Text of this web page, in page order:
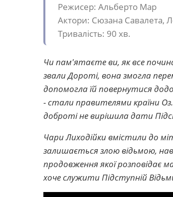
Режисер: Альберто Мар
Актори: Сюзана Савалета,
Тривалість: 90 хв.
Чи пам'ятаєте ви, як все
звали Дороті, вона змогла
допомогла їй повернутися
- стали правителями країни Оз.
доброті не вирішила дати
Чари Лиходійки вмістили до
залишається злою відьмою,
продовження якої розповідає
хоче служити Підступній